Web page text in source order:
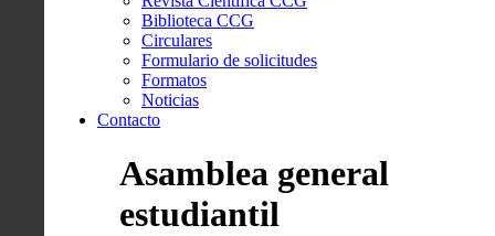
Biblioteca CCG
Circulares
Formulario de solicitudes
Formatos
Noticias
Contacto
Asamblea general
estudiantil